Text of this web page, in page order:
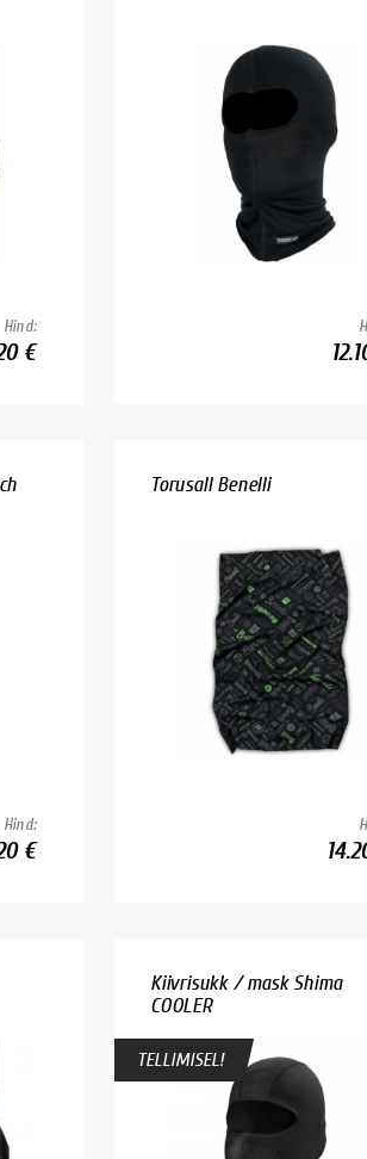
Hind:
€
Hind:
€
Torusall Benelli
Kiivrisukk / mask Shima
COOLER
TELLIMISEL!